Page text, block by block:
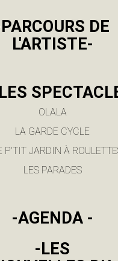
DE
L'ARTISTE-
OLALA
LA GARDE CYCLE
P'TIT JARDIN À
LES PARADES
-AGENDA -
-LES